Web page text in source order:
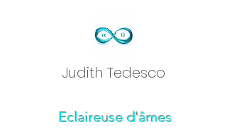
Judith Tedesco
Eclaireuse d'âmes